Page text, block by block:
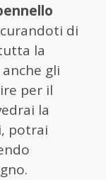
di
la
gli
per il
la
potrai